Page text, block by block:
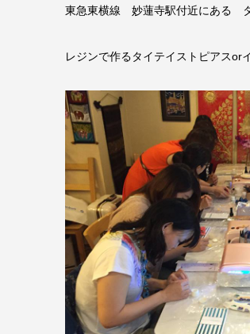
東急東横線 妙蓮寺駅付近にある
レジンで作るタイテイストピアスor